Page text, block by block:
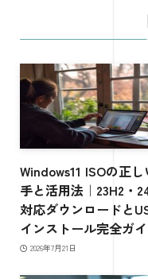
Windows11 ISOの正
手と活用法｜23H2・
対応ダウンロードと
インストール完全ガ
2026年7月21日